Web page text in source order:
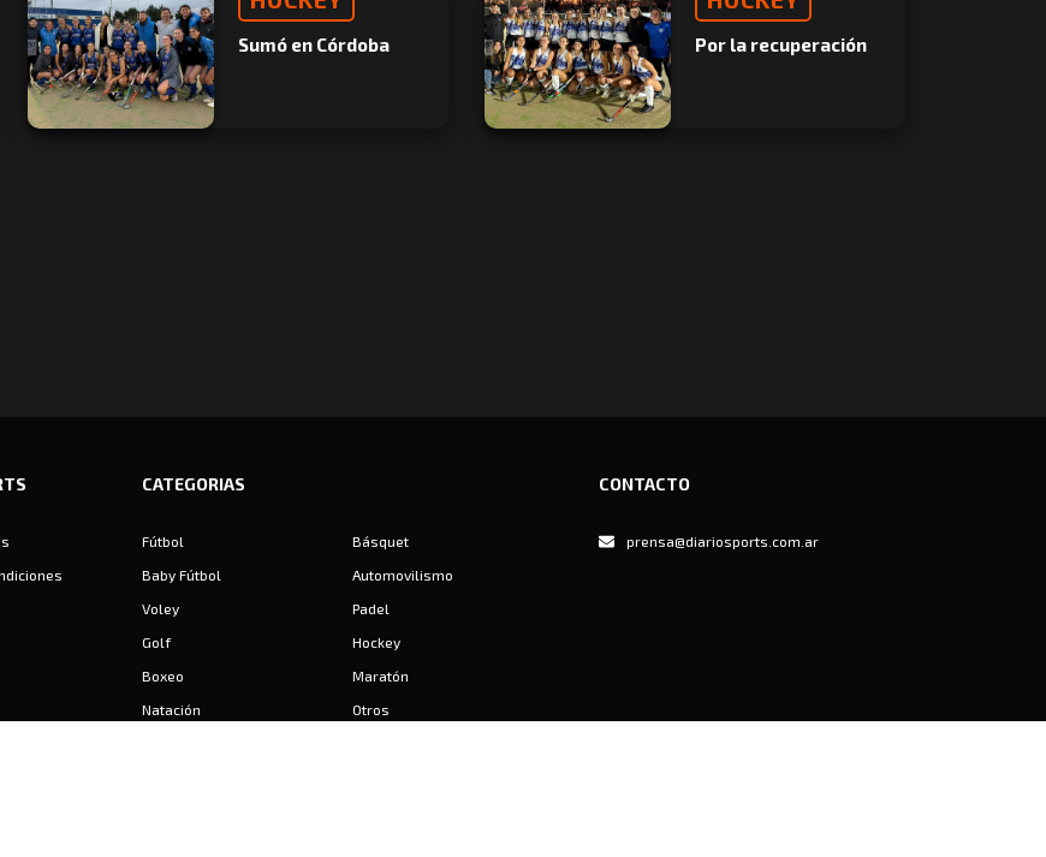
Sumó en Córdoba Por la recuperación
CATEGORIAS
Fútbol
Básquet
Baby Fútbol
Automovilismo
Voley
Padel
Golf
Hockey
Boxeo
Maratón
Natación
Otros
CONTACTO
prensa@diariosports.com.ar